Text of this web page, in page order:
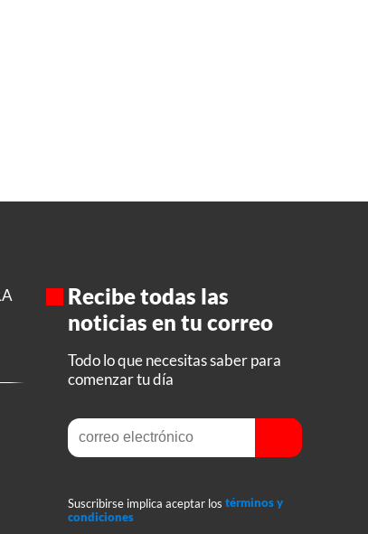
Recibe todas las
noticias en tu correo
Todo lo que necesitas saber para
comenzar tu día
Suscribirse implica aceptar los términos y
condiciones